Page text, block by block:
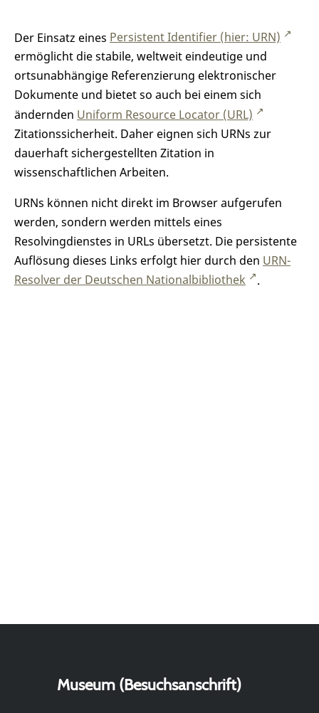
Der Einsatz eines Persistent Identifier (hier: URN)
ermöglicht die stabile, weltweit eindeutige und
ortsunabhängige Referenzierung elektronischer
Dokumente und bietet so auch bei einem sich
ändernden Uniform Resource Locator (URL)
Zitationssicherheit. Daher eignen sich URNs zur
dauerhaft sichergestellten Zitation in
wissenschaftlichen Arbeiten.
URNs können nicht direkt im Browser aufgerufen
werden, sondern werden mittels eines
Resolvingdienstes in URLs übersetzt. Die persistente
Auflösung dieses Links erfolgt hier durch den URN-
Resolver der Deutschen Nationalbibliothek
.
Museum (Besuchsanschrift)